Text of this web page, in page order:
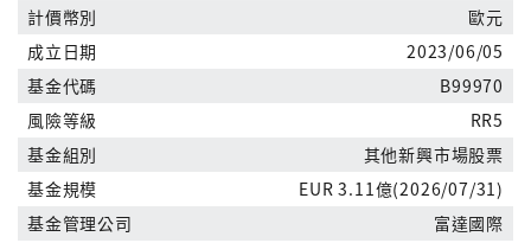
計價幣別
歐元
成立日期
2023/06/05
基金代碼
B99970
風險等級
RR5
基金組別
其他新興市場股票
基金規模
EUR 3.11億(2026/07/31)
基金管理公司
富達國際